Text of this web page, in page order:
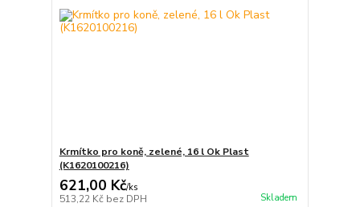
Krmítko pro koně, zelené, 16 l Ok Plast
(K1620100216)
621,00 Kč/ks
513,22 Kč bez DPH Skladem